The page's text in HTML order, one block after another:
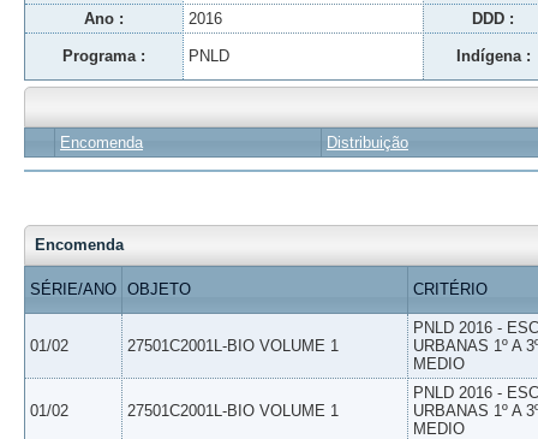
Ano : 2016 DDD :
Programa : PNLD Indígena :
Encomenda Distribuição
Encomenda
SÉRIE/ANO OBJETO CRITÉRIO
01/02 27501C2001L-BIO VOLUME 1
PNLD 2016 -
URBANAS 1º A
MEDIO
01/02 27501C2001L-BIO VOLUME 1
PNLD 2016 -
URBANAS 1º A
MEDIO